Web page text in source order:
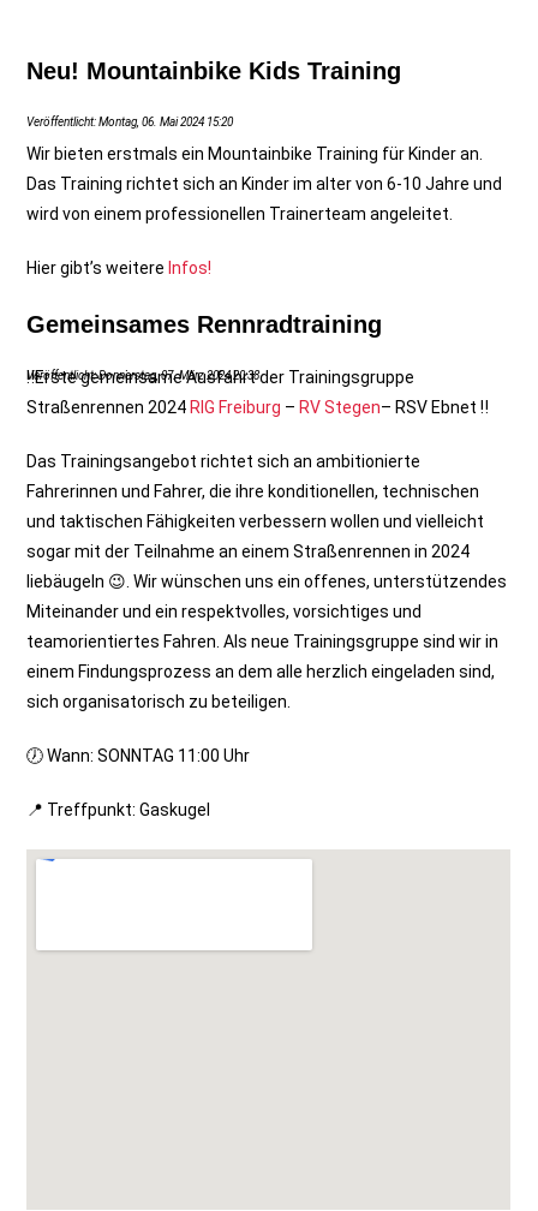
Neu! Mountainbike Kids Training
Veröffentlicht: Montag, 06. Mai 2024 15:20
Wir bieten erstmals ein Mountainbike Training für Kinder an.
Das Training richtet sich an Kinder im alter von 6-10 Jahre und
wird von einem professionellen Trainerteam angeleitet.
Hier gibt’s weitereInfos!
Gemeinsames Rennradtraining
Veröffentlicht: Donnerstag, 07. März 2024 20:38
‼Erste gemeinsame Ausfahrt der Trainingsgruppe
Straßenrennen 2024RIG Freiburg –RV Stegen– RSV Ebnet ‼
Das Trainingsangebot richtet sich an ambitionierte
Fahrerinnen und Fahrer, die ihre konditionellen, technischen
und taktischen Fähigkeiten verbessern wollen und vielleicht
sogar mit der Teilnahme an einem Straßenrennen in 2024
liebäugeln 😉. Wir wünschen uns ein offenes, unterstützendes
Miteinander und ein respektvolles, vorsichtiges und
teamorientiertes Fahren. Als neue Trainingsgruppe sind wir in
einem Findungsprozess an dem alle herzlich eingeladen sind,
sich organisatorisch zu beteiligen.
🕖 Wann: SONNTAG 11:00 Uhr
📍 Treffpunkt: Gaskugel